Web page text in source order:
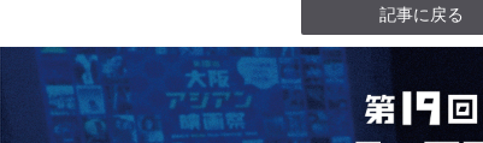
記事に戻る